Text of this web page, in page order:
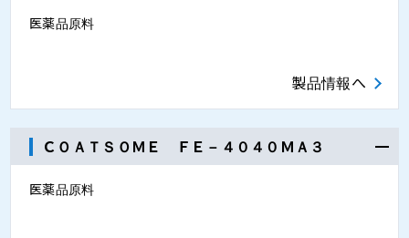
医薬品原料
製品情報へ
ＣＯＡＴＳＯＭＥ ＦＥ－４０４０ＭＡ３
医薬品原料